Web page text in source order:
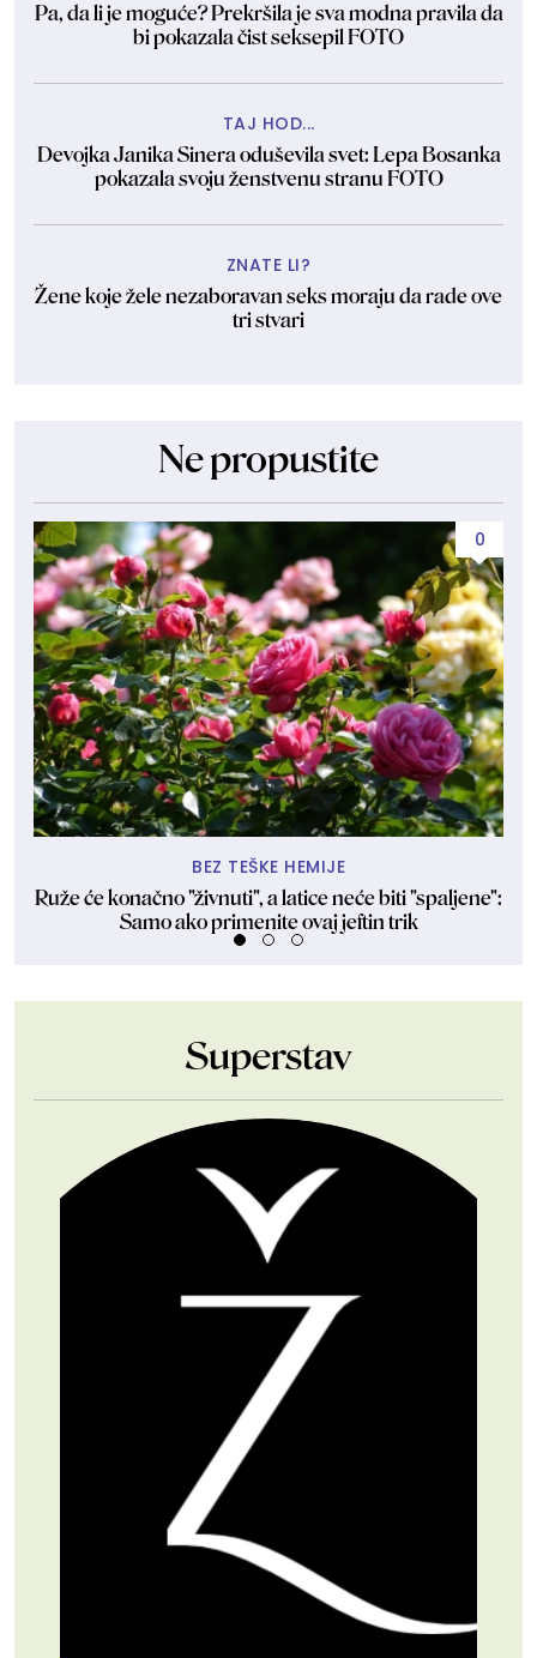
Pa, da li je moguće? Prekršila je sva modna pravila da
bi pokazala čist seksepil FOTO
TAJ HOD...
Devojka Janika Sinera oduševila svet: Lepa Bosanka
pokazala svoju ženstvenu stranu FOTO
ZNATE LI?
Žene koje žele nezaboravan seks moraju da rade ove
tri stvari
Ne propustite
0
BEZ TEŠKE HEMIJE
Ruže će konačno "živnuti", a latice neće biti "spaljene":
Samo ako primenite ovaj jeftin trik
Superstav